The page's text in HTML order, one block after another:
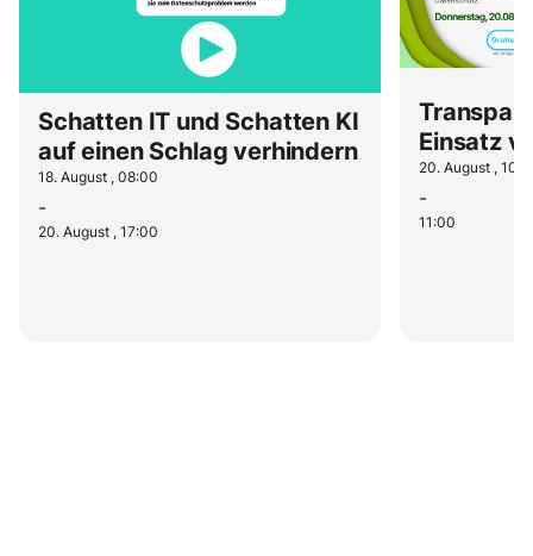
Schatten IT und Schatten KI
auf einen Schlag verhindern
18. August , 08:00
-
20. August , 17:00
Einsatz
20. August ,
-
11:00